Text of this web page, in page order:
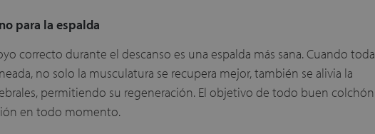
para la espalda
correcto durante el descanso es una espalda más sana. Cuando toda
no solo la musculatura se recupera mejor, también se alivia la
permitiendo su regeneración. El objetivo de todo buen colchón
en todo momento.